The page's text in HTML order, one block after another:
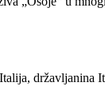
državljanina